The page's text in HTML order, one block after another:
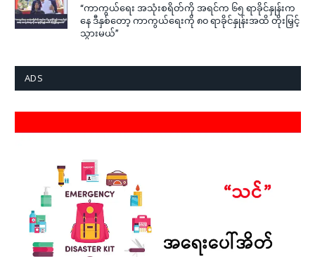
“ကာကွယ်ရေး အသုံးစရိတ်ကို အရင်က ၆၅ ရာခိုင်နှုန်းက
နေ ဒီနှစ်တော့ ကာကွယ်ရေးကို ၈၀ ရာခိုင်နှုန်းအထိ တိုးမြှင့်
သွားမယ်”
ADS